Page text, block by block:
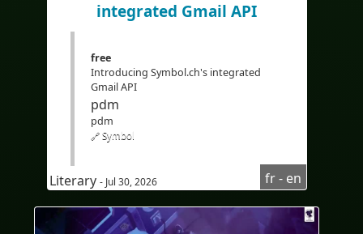
integrated Gmail API
free
Introducing Symbol.ch's integrated
Gmail API
pdm
pdm
🔗 Symbol
#Frenchlisteningcomprehension
Literary - Jul 30, 2026 fr - en